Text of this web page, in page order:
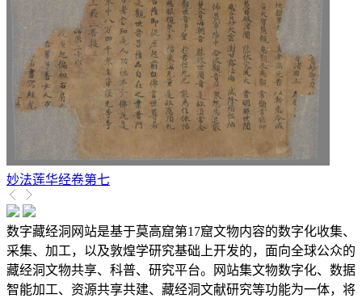
妙法莲华经卷第七
数字藏经洞网站是基于莫高窟第17窟文物内容的数字化收集、
采集、加工，以及敦煌学研究基础上开发的，面向全球公众的
藏经洞文物共享、科普、研究平台。网站集文物数字化、数据
智能加工、资源共享共建、藏经洞文献研究等功能为一体，将